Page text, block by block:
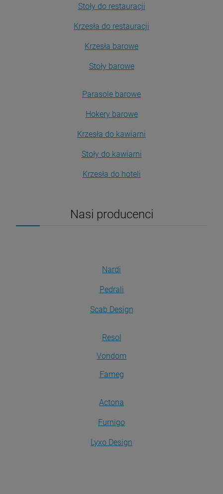
Stoły do restauracji
Krzesła do restauracji
Krzesła barowe
Stoły barowe
Parasole barowe
Hokery barowe
Krzesła do kawiarni
Stoły do kawiarni
Krzesła do hoteli
Nasi producenci
Nardi
Pedrali
Scab Design
Resol
Vondom
Fameg
Actona
Furnigo
Lyxo Design